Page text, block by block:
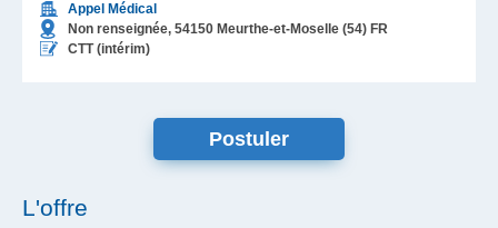
Appel Médical
Non renseignée, 54150 Meurthe-et-Moselle (54) FR
CTT (intérim)
L'offre